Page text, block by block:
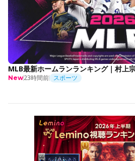
MLB最新ホームランランキング｜村上
New23時間前 スポーツ